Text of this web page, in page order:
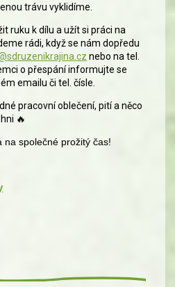
trávu vyklidíme.
ruku k dílu a užít si práci na
rádi, když se nám dopředu
nebo na tel.
o přespání informujte se
emailu či tel. čísle.
pracovní oblečení, pití a něco
🔥
na společné prožitý čas!